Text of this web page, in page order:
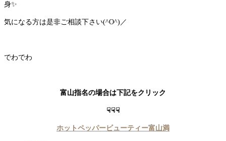
身✨
気になる方は是非ご相談下さい(^O^)／
でわでわ
富山指名の場合は下記をクリック
☟☟☟
ホットペッパービューティー富山満